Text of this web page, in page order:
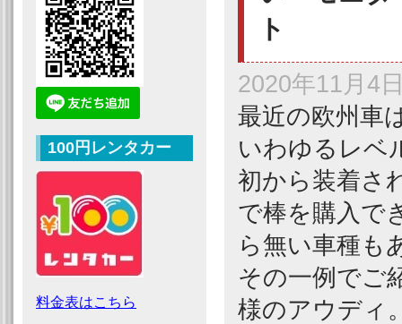
ト
2020年11月4
最近の欧州車
いわゆるレベ
初から装着さ
で棒を購入で
ら無い車種も
その一例でご
様のアウディ
100円レンタカー
料金表はこちら